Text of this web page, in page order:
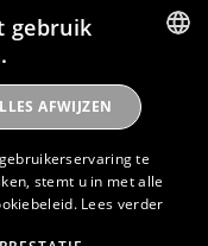
DUTCH
ENGLISH
gebruik
te
stemt u in met alle
Lees verder
AFWIJZEN